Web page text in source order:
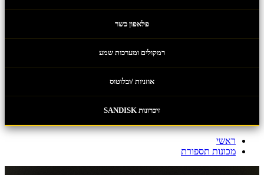
פלאפון כשר
רמקולים ומערכות שמע
אוזניות /ובלוטוס
זיכרונות SANDISK
ראשי
מכונות תספורת